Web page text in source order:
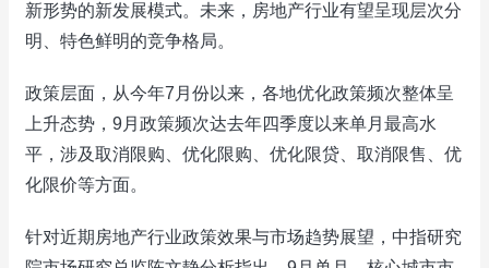
新形势的新发展模式。未来，房地产行业有望呈现层次分
明、特色鲜明的竞争格局。
政策层面，从今年7月份以来，各地优化政策频次整体呈
上升态势，9月政策频次达去年四季度以来单月最高水
平，涉及取消限购、优化限购、优化限贷、取消限售、优
化限价等方面。
针对近期房地产行业政策效果与市场趋势展望，中指研究